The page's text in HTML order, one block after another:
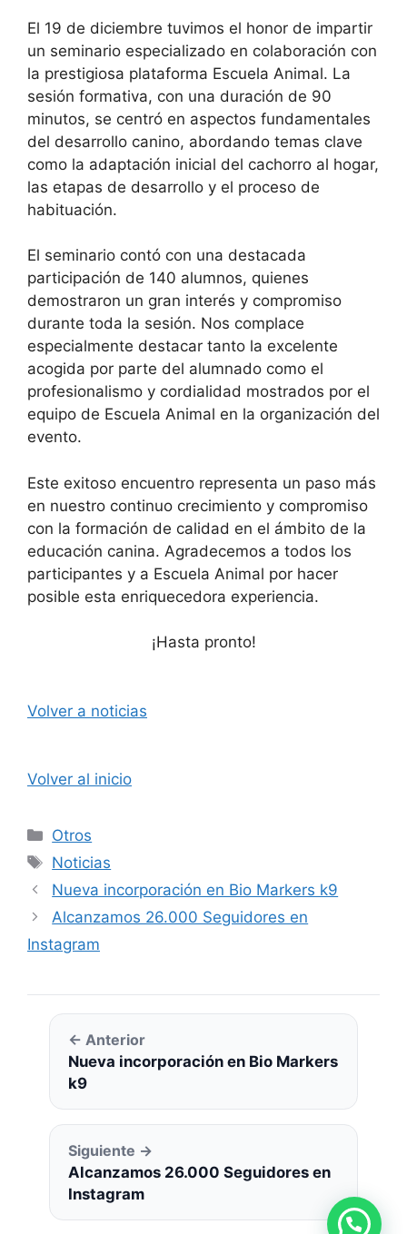
El 19 de diciembre tuvimos el honor de impartir
un seminario especializado en colaboración con
la prestigiosa plataforma Escuela Animal. La
sesión formativa, con una duración de 90
minutos, se centró en aspectos fundamentales
del desarrollo canino, abordando temas clave
como la adaptación inicial del cachorro al hogar,
las etapas de desarrollo y el proceso de
habituación.
El seminario contó con una destacada
participación de 140 alumnos, quienes
demostraron un gran interés y compromiso
durante toda la sesión. Nos complace
especialmente destacar tanto la excelente
acogida por parte del alumnado como el
profesionalismo y cordialidad mostrados por el
equipo de Escuela Animal en la organización del
evento.
Este exitoso encuentro representa un paso más
en nuestro continuo crecimiento y compromiso
con la formación de calidad en el ámbito de la
educación canina. Agradecemos a todos los
participantes y a Escuela Animal por hacer
posible esta enriquecedora experiencia.
¡Hasta pronto!
Volver a noticias
Volver al inicio
Categorías
Otros
Etiquetas
Noticias
Nueva incorporación en Bio Markers k9
Alcanzamos 26.000 Seguidores en
Instagram
← Anterior
Nueva incorporación en Bio Markers
k9
Siguiente →
Alcanzamos 26.000 Seguidores en
Instagram